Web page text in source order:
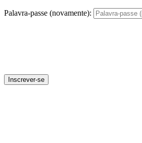
Palavra-passe (novamente):
Inscrever-se